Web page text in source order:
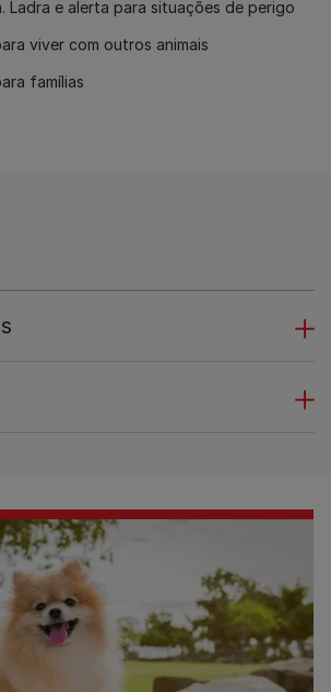
Ladra e alerta para situações de perigo
viver com outros animais
famílias